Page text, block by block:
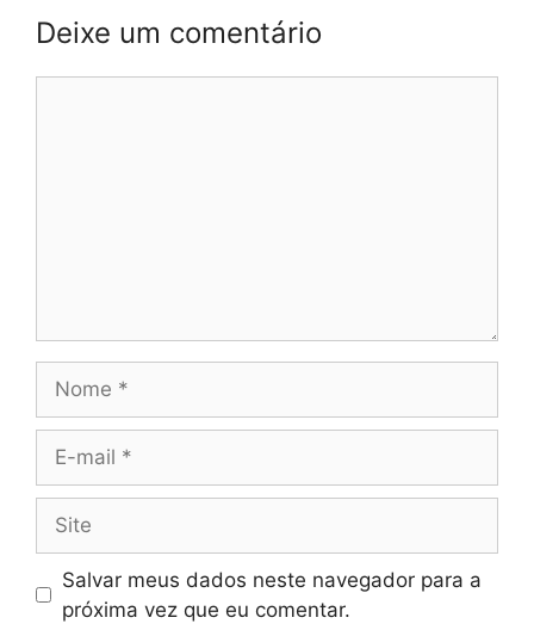
Deixe um comentário
Salvar meus dados neste navegador para a
próxima vez que eu comentar.